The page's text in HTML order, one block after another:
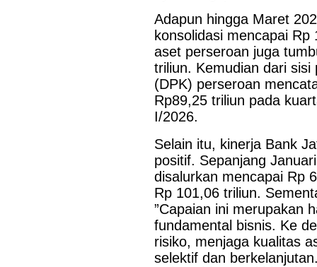
Adapun hingga Maret
konsolidasi mencapai
aset perseroan juga
triliun. Kemudian dari
(DPK) perseroan
Rp89,25 triliun pada
I/2026.
Selain itu, kinerja Bank
positif. Sepanjang
disalurkan mencapai Rp
Rp 101,06 triliun.
”Capaian ini merupakan
fundamental bisnis. Ke
risiko, menjaga kualitas
selektif dan